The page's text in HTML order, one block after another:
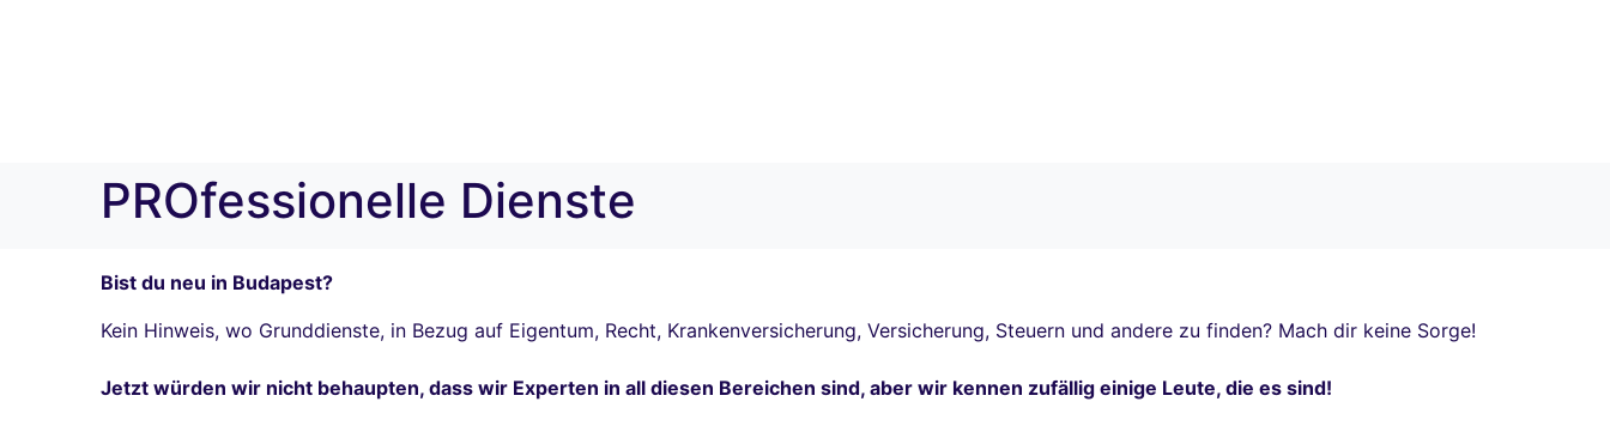
PROfessionelle Dienste
Bist du neu in Budapest?
Kein Hinweis, wo Grunddienste, in Bezug auf Eigentum, Recht, Krankenversicherung, Versicherung, Steuern und andere zu finden? Mach dir keine Sorge!
Jetzt würden wir nicht behaupten, dass wir Experten in all diesen Bereichen sind, aber wir kennen zufällig einige Leute, die es sind!